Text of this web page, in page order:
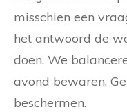
misschien een
het antwoord de
doen. We
avond bewaren,
beschermen.